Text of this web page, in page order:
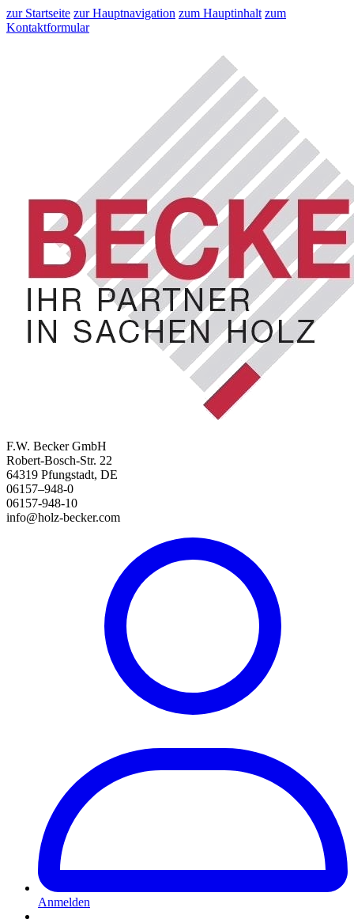
zur Startseite zur Hauptnavigation zum Hauptinhalt zum
Kontaktformular
F.W. Becker GmbH
Robert-Bosch-Str. 22
64319 Pfungstadt, DE
06157–948-0
06157-948-10
info@holz-becker.com
Anmelden